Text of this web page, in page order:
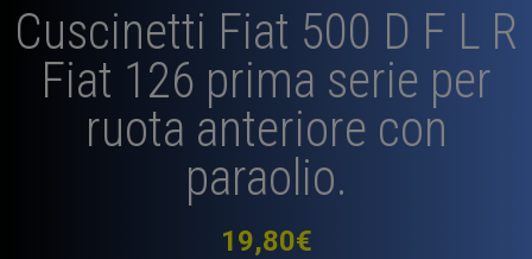
Cuscinetti Fiat 500 D F L R
Fiat 126 prima serie per
ruota anteriore con
paraolio.
19,80€